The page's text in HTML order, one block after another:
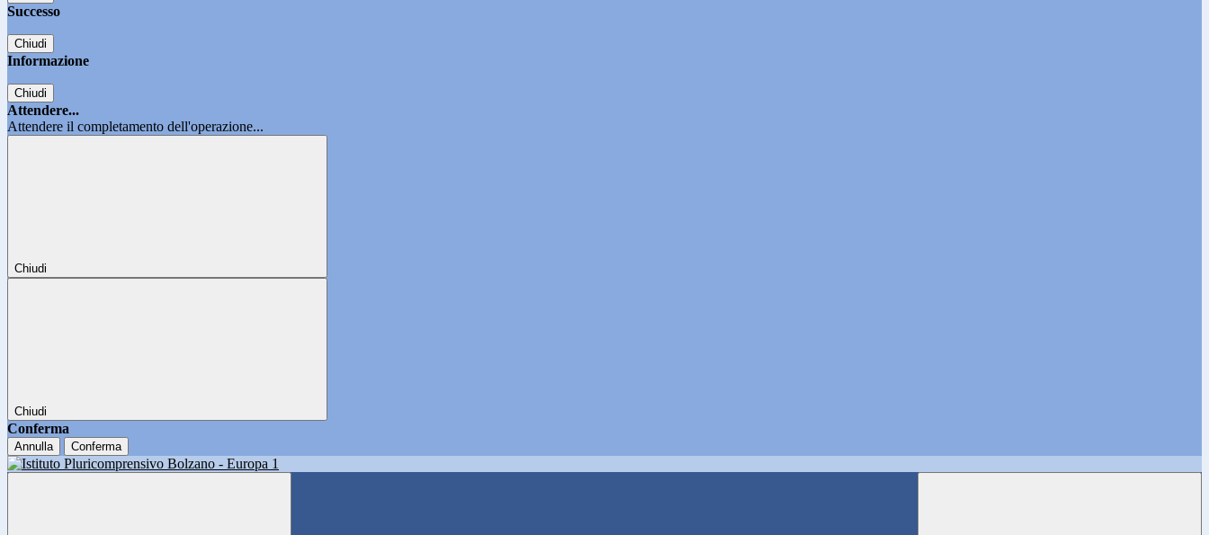
Successo
Chiudi
Informazione
Chiudi
Attendere...
Attendere il completamento dell'operazione...
Chiudi
Chiudi
Conferma
Annulla Conferma